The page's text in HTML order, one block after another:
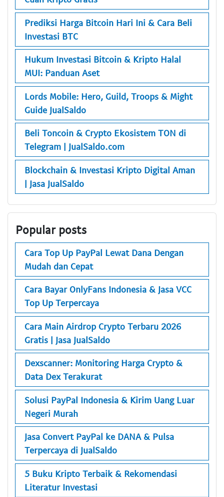
Prediksi Harga Bitcoin Hari Ini & Cara Beli
Investasi BTC
Hukum Investasi Bitcoin & Kripto Halal
MUI: Panduan Aset
Lords Mobile: Hero, Guild, Troops & Might
Guide JualSaldo
Beli Toncoin & Crypto Ekosistem TON di
Telegram | JualSaldo.com
Blockchain & Investasi Kripto Digital Aman
| Jasa JualSaldo
Popular posts
Cara Top Up PayPal Lewat Dana Dengan
Mudah dan Cepat
Cara Bayar OnlyFans Indonesia & Jasa VCC
Top Up Terpercaya
Cara Main Airdrop Crypto Terbaru 2026
Gratis | Jasa JualSaldo
Dexscanner: Monitoring Harga Crypto &
Data Dex Terakurat
Solusi PayPal Indonesia & Kirim Uang Luar
Negeri Murah
Jasa Convert PayPal ke DANA & Pulsa
Terpercaya di JualSaldo
5 Buku Kripto Terbaik & Rekomendasi
Literatur Investasi